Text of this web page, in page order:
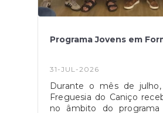
Programa Jovens em
31-JUL-2026
Durante o mês de
Freguesia do Caniço
no âmbito do